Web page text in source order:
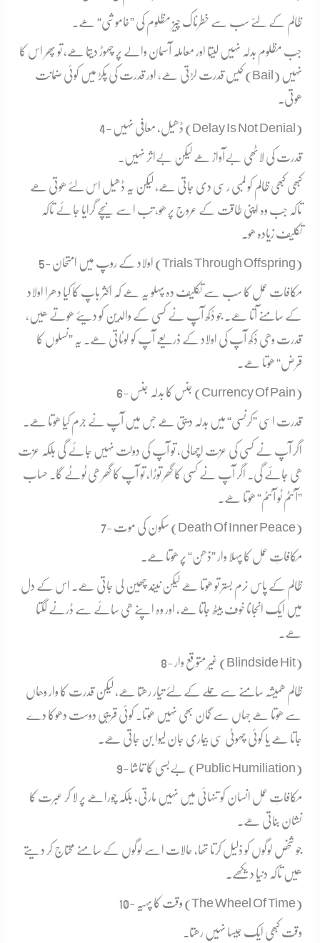
ظالم کے لئے سب سے خطرناک چیز مظلوم کی ”خاموشی“ ھے۔
جب مظلوم بدلہ نہیں لیتا اور معاملہ آسمان والے پر چھوڑ دیتا ھے، تو پھر اس کا
کیس قدرت لڑتی ھے، اور قدرت کی پکڑ میں کوئی ضمانت (Bail) نہیں
ھوتی۔
4- ڈھیل، معافی نہیں (Delay Is Not Denial)
قدرت کی لاٹھی بےآواز ھے لیکن بےاثر نہیں۔
کبھی کبھی ظالم کو لمبی رسی دی جاتی ھے، لیکن یہ ڈھیل اس لئے ھوتی ھے
تاکہ جب وہ اپنی طاقت کے عروج پر ھو، تب اسے نیچے گرایا جائے تاکہ
تکلیف زیادہ ھو۔
5- اولاد کے روپ میں امتحان (Trials Through Offspring)
مکافاتِ عمل کا سب سے تکلیف دہ پہلو یہ ھے کہ اکثر باپ کا کیا دھرا اولاد
کے سامنے آتا ھے۔ جو دُکھ آپ نے کسی کے والدین کو دیئے ھوتے ھیں،
قدرت وھی دُکھ آپ کی اولاد کے ذریعے آپ کو لوٹاتی ھے۔ یہ ”نسلوں کا
قرض“ ھوتا ھے۔
6- جنس کا بدلہ جنس (Currency Of Pain)
قدرت اسی ”کرنسی“ میں بدلہ دیتی ھے جس میں آپ نے جرم کیا ھوتا ھے۔
اگر آپ نے کسی کی عزت اچھالی، تو آپ کی دولت نہیں جائے گی بلکہ عزت
ھی جائے گی۔ اگر آپ نے کسی کا گھر توڑا، تو آپ کا گھر ھی ٹوٹے گا۔ حساب
”آئٹم ٹو آئٹم“ ھوتا ھے۔
7- سکون کی موت (Death Of Inner Peace)
مکافاتِ عمل کا پہلا وار ”ذھن“ پر ھوتا ھے۔
ظالم کے پاس نرم بستر تو ھوتا ھے لیکن نیند چھین لی جاتی ھے۔ اس کے دل
میں ایک انجانا خوف بیٹھ جاتا ھے، اور وہ اپنے ھی سائے سے ڈرنے لگتا
ھے۔
8- غیر متوقع وار (Blindside Hit)
ظالم ھمیشہ سامنے سے حملے کے لئے تیار رھتا ھے، لیکن قدرت کا وار وھاں
سے ھوتا ھے جہاں سے گمان بھی نہیں ھوتا۔ کوئی قریبی دوست دھوکا دے
جاتا ھے یا کوئی چھوٹی سی بیماری جان لیوا بن جاتی ھے۔
9- بےبسی کا تماشا (Public Humiliation)
مکافاتِ عمل انسان کو تنہائی میں نہیں مارتی، بلکہ چوراھے پر لا کر عبرت کا
نشان بناتی ھے۔
جو شخص لوگوں کو ذلیل کرتا تھا، حالات اسے لوگوں کے سامنے محتاج کر دیتے
ھیں تاکہ دنیا دیکھے۔
10- وقت کا پہیہ (The Wheel Of Time)
وقت کبھی ایک جیسا نہیں رھتا۔